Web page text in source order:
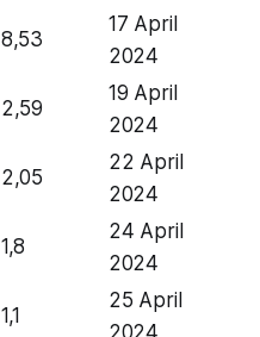
8,53
17 April
2024
2,59
19 April
2024
2,05
22 April
2024
1,8
24 April
2024
1,1
25 April
2024